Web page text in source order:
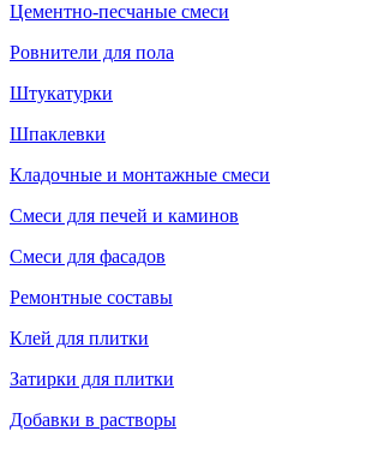
Цементно-песчаные смеси
Ровнители для пола
Штукатурки
Шпаклевки
Кладочные и монтажные смеси
Смеси для печей и каминов
Смеси для фасадов
Ремонтные составы
Клей для плитки
Затирки для плитки
Добавки в растворы